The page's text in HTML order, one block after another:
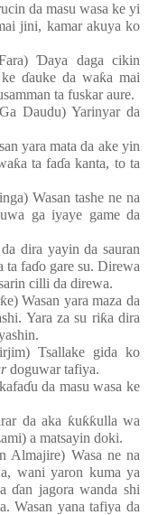
da masu wasa ke yi
jini, kamar akuya ko
Ɗaya daga cikin
ɗauke da waƙa mai
ta fuskar aure.
Daudu) Yarinyar da
n yara mata da ake yin
ƙa ta faɗa kanta, to ta
Wasan tashe ne na
ga iyaye game da
dira yayin da sauran
ta faɗo gare su. Direwa
cilli da direwa.
ƙe) Wasan yara maza da
Yara za su riƙa dira
) Tsallake gida ko
doguwar tafiya.
kafaɗu da masu wasa ke
da aka ƙuƙƙulla wa
a matsayin doki.
Almajire) Wasa nena
wani yaron kuma ya
ɗan jagora wanda shi
Wasan yana tafiya da